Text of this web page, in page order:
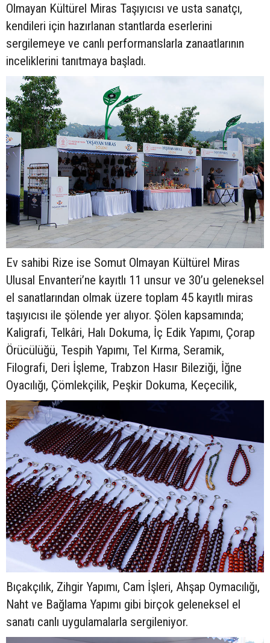
Olmayan Kültürel Miras Taşıyıcısı ve usta sanatçı,
kendileri için hazırlanan stantlarda eserlerini
sergilemeye ve canlı performanslarla zanaatlarının
inceliklerini tanıtmaya başladı.
Ev sahibi Rize ise Somut Olmayan Kültürel Miras
Ulusal Envanteri’ne kayıtlı 11 unsur ve 30’u geleneksel
el sanatlarından olmak üzere toplam 45 kayıtlı miras
taşıyıcısı ile şölende yer alıyor. Şölen kapsamında;
Kaligrafi, Telkâri, Halı Dokuma, İç Edik Yapımı, Çorap
Örücülüğü, Tespih Yapımı, Tel Kırma, Seramik,
Filografi, Deri İşleme, Trabzon Hasır Bileziği, İğne
Oyacılığı, Çömlekçilik, Peşkir Dokuma, Keçecilik,
Bıçakçılık, Zihgir Yapımı, Cam İşleri, Ahşap Oymacılığı,
Naht ve Bağlama Yapımı gibi birçok geleneksel el
sanatı canlı uygulamalarla sergileniyor.